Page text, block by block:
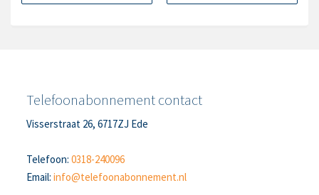
Telefoonabonnement contact
Visserstraat 26, 6717ZJ Ede
Telefoon:0318-240096
Email:info@telefoonabonnement.nl